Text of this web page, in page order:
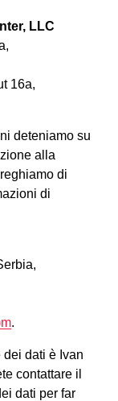
LLC
16a,
deteniamo su
alla
di
di
.
dei dati è Ivan
contattare il
dati per far